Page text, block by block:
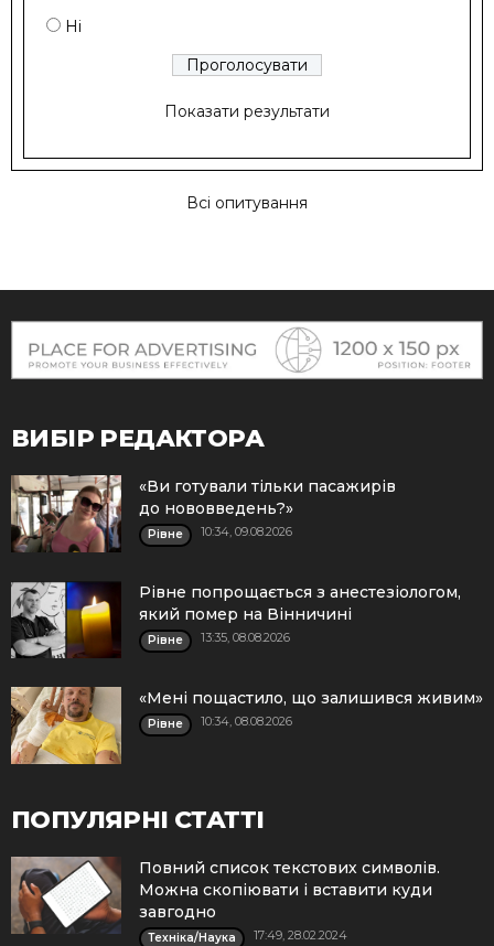
Ні
Показати результати
Всі опитування
ВИБІР РЕДАКТОРА
«Ви готували тільки пасажирів
до нововведень?»
Рівне 10:34, 09.08.2026
Рівне попрощається з анестезіологом,
який помер на Вінничині
Рівне 13:35, 08.08.2026
«Мені пощастило, що залишився живим»
Рівне 10:34, 08.08.2026
ПОПУЛЯРНІ СТАТТІ
Повний список текстових символів.
Можна скопіювати і вставити куди
завгодно
Техніка/Наука 17:49, 28.02.2024